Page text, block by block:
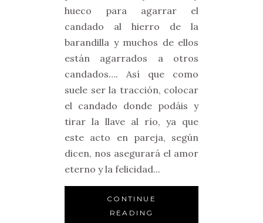
hueco para agarrar el
candado al hierro de la
barandilla y muchos de ellos
están agarrados a otros
candados…. Así que como
suele ser la tracción, colocar
el candado donde podáis y
tirar la llave al río, ya que
este acto en pareja, según
dicen, nos asegurará el amor
eterno y la felicidad...
CONTINUE
READING